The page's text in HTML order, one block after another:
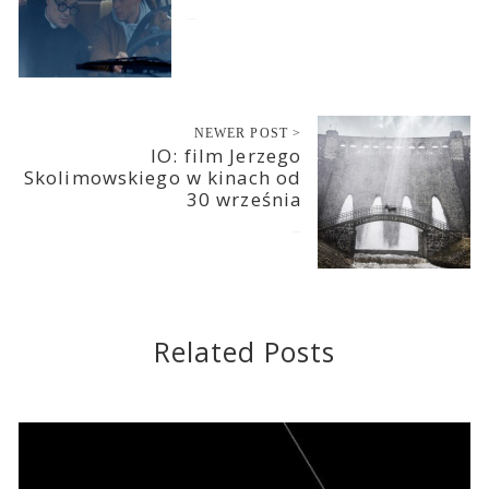
NEWER POST >
IO: film Jerzego
Skolimowskiego w kinach od
30 września
Related Posts